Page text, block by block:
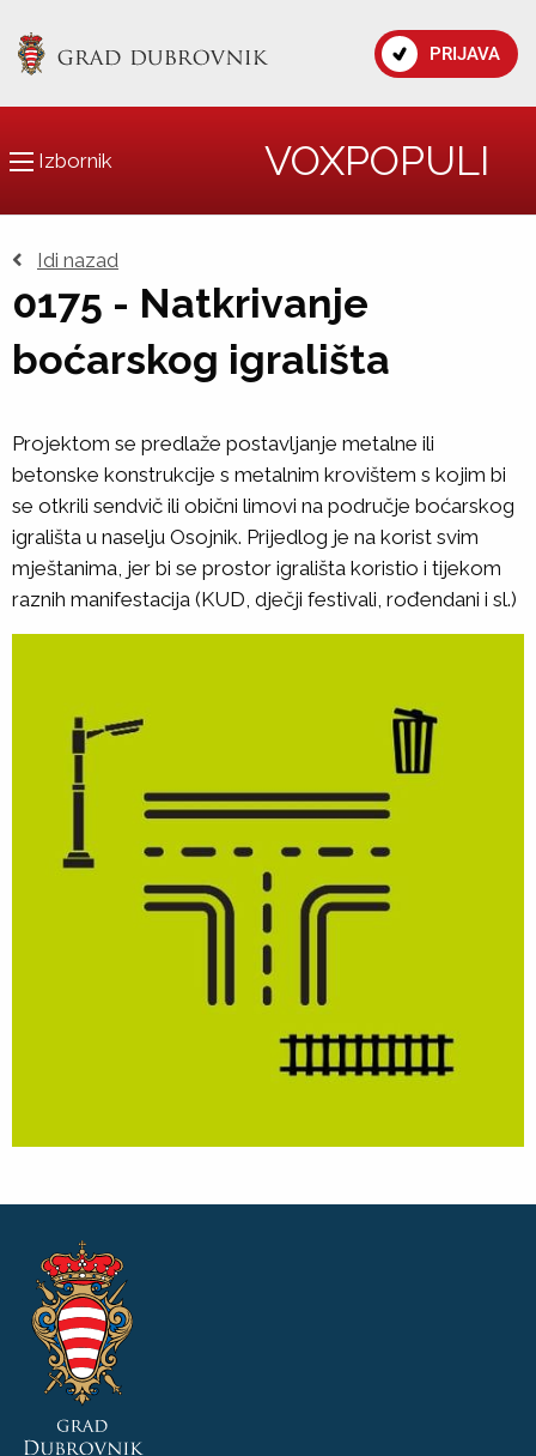
PRIJAVA
Izbornik VOXPOPULI
Idi nazad
0175 - Natkrivanje
boćarskog igrališta
Projektom se predlaže postavljanje metalne ili
betonske konstrukcije s metalnim krovištem s kojim bi
se otkrili sendvič ili obični limovi na područje boćarskog
igrališta u naselju Osojnik. Prijedlog je na korist svim
mještanima, jer bi se prostor igrališta koristio i tijekom
raznih manifestacija (KUD, dječji festivali, rođendani i sl.)